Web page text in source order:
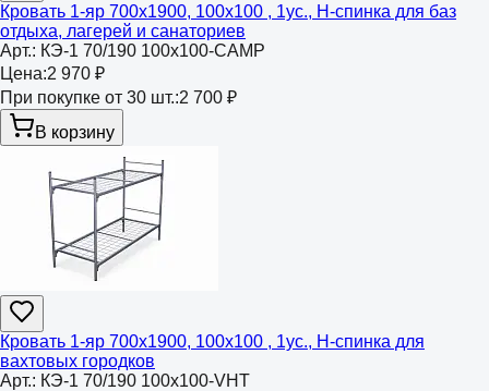
Кровать 1-яр 700х1900, 100х100 , 1ус., Н-спинка для баз
отдыха, лагерей и санаториев
Арт.: КЭ-1 70/190 100х100-CAMP
Цена:2 970 ₽
При покупке от 30 шт.:2 700 ₽
В корзину
Кровать 1-яр 700х1900, 100х100 , 1ус., Н-спинка для
вахтовых городков
Арт.: КЭ-1 70/190 100х100-VHT